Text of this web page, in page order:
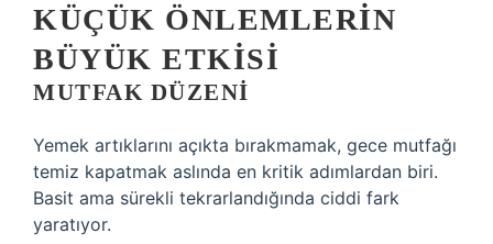
KÜÇÜK ÖNLEMLERIN
BÜYÜK ETKISI
MUTFAK DÜZENI
Yemek artıklarını açıkta bırakmamak, gece mutfağı
temiz kapatmak aslında en kritik adımlardan biri.
Basit ama sürekli tekrarlandığında ciddi fark
yaratıyor.